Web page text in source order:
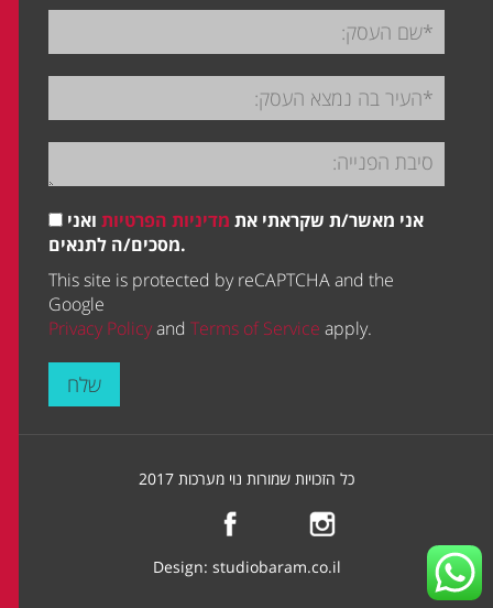
אני מאשר/ת שקראתי את מדיניות הפרטיות ואני
מסכים/ה לתנאים.
This site is protected by reCAPTCHA and the
Google
Privacy Policyand Terms of Service apply.
שלח
כל הזכויות שמורות נוי מערכות 2017
Design: studiobaram.co.il